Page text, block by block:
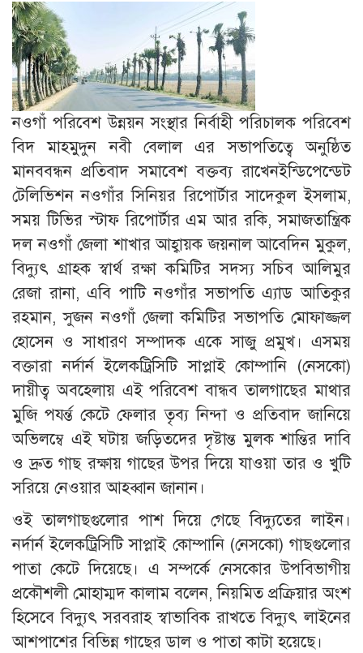
নওগাঁ পরিবেশ উন্নয়ন সংস্থার নির্বাহী পরিচালক পরিবেশ
বিদ মাহমুদুন নবী বেলাল এর সভাপতিত্বে অনুষ্ঠিত
মানববন্ধন প্রতিবাদ সমাবেশ বক্তব্য রাখেনইন্ডিপেন্ডেট
টেলিভিশন নওগাঁর সিনিয়র রিপোর্টার সাদেকুল ইসলাম,
সময় টিভির স্টাফ রিপোর্টার এম আর রকি, সমাজতান্ত্রিক
দল নওগাঁ জেলা শাখার আহ্বায়ক জয়নাল আবেদিন মুকুল,
বিদ্যুৎ গ্রাহক স্বার্থ রক্ষা কমিটির সদস্য সচিব আলিমুর
রেজা রানা, এবি পাটি নওগাঁর সভাপতি এ্যাড আতিকুর
রহমান, সুজন নওগাঁ জেলা কমিটির সভাপতি মোফাজ্জল
হোসেন ও সাধারণ সম্পাদক একে সাজু প্রমুখ। এসময়
বক্তারা নর্দার্ন ইলেকট্রিসিটি সাপ্লাই কোম্পানি (নেসকো)
দায়ীত্ব অবহেলায় এই পরিবেশ বান্ধব তালগাছের মাথার
মুজি পযর্ন্ত কেটে ফেলার তৃব্য নিন্দা ও প্রতিবাদ জানিয়ে
অভিলম্বে এই ঘটায় জড়িতদের দৃষ্টান্ত মুলক শান্তির দাবি
ও দ্রুত গাছ রক্ষায় গাছের উপর দিয়ে যাওয়া তার ও খুটি
সরিয়ে নেওয়ার আহব্বান জানান।
ওই তালগাছগুলোর পাশ দিয়ে গেছে বিদ্যুতের লাইন।
নর্দার্ন ইলেকট্রিসিটি সাপ্লাই কোম্পানি (নেসকো) গাছগুলোর
পাতা কেটে দিয়েছে। এ সম্পর্কে নেসকোর উপবিভাগীয়
প্রকৌশলী মোহাম্মদ কালাম বলেন, নিয়মিত প্রক্রিয়ার অংশ
হিসেবে বিদ্যুৎ সরবরাহ স্বাভাবিক রাখতে বিদ্যুৎ লাইনের
আশপাশের বিভিন্ন গাছের ডাল ও পাতা কাটা হয়েছে।